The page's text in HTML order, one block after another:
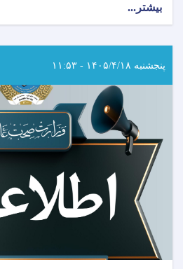
بیشتر...
امتحان
جواز
(ایگزیت)
رياست
عمومی
شورای
طبی
وزارت
صحت
عامه!
پنجشنبه ۱۴۰۵/۴/۱۸ - ۱۱:۵۳